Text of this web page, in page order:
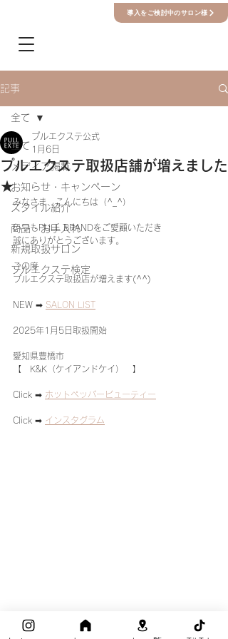
導入をご検討中のサロン様
記事
全て
メディア掲載
お知らせ・キャンペーン
スタイル紹介
商品・お手入れ
新規取扱サロン
プルエクステ検定
全て
プルエクステ取扱店舗が増えました
★
プルエクステ公式
1月6日
みなさま、こんにちは（^_^）
いつもPULL BRANDをご愛顧いただき
誠にありがとうございます。
この度
プルエクステ取扱店が増えます(^^)
NEW ➡ SALON LIST
2025年1月5日取扱開始
愛知県豊橋市
【　K&K（ケイアンドケイ）　】
Click ➡ ホットペッパービューティー
Click ➡ インスタグラム